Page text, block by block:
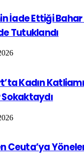
İade Ettiği
Tutuklandı
Kadın
Sokaktaydı
Ceuta’ya